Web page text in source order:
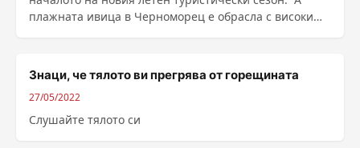
плажната ивица в Черноморец е обрасла с високи
Знаци, че тялото ви прегрява от горещината
27/05/2022
Слушайте тялото си